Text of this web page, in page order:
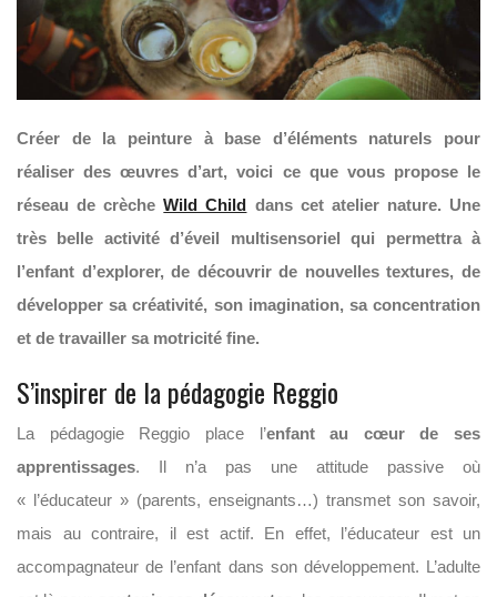
Créer de la peinture à base d’éléments naturels pour
réaliser des œuvres d’art, voici ce que vous propose le
réseau de crècheWild Child dans cet atelier nature. Une
très belle activité d’éveil multisensoriel qui permettra à
l’enfant d’explorer, de découvrir de nouvelles textures, de
développer sa créativité, son imagination, sa concentration
et de travailler sa motricité fine.
S’inspirer de la pédagogie Reggio
La pédagogie Reggio place l’enfant au cœur de ses
apprentissages. Il n’a pas une attitude passive où
« l’éducateur » (parents, enseignants…) transmet son savoir,
mais au contraire, il est actif. En effet, l’éducateur est un
accompagnateur de l’enfant dans son développement. L’adulte